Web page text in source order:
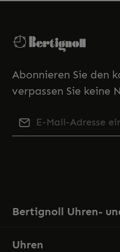
Abonnieren Sie den
verpassen Sie keine
E-Mail-Adresse*
Bertignoll Uhren-
Uhren